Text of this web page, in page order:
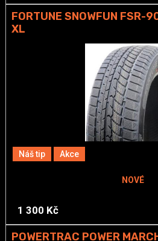
Náš tip Akce
FORTUNE SNOWFUN FSR-
XL
NOVÉ
1 300 Kč
POWERTRAC POWER